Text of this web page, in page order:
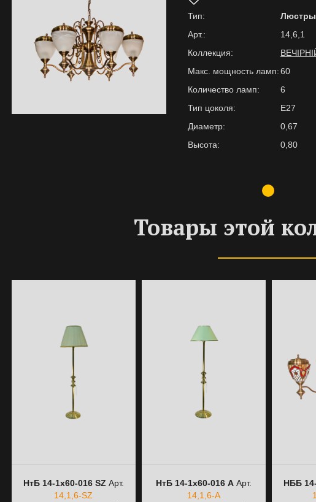
Тип:
Люстры
Арт.:
14,6,1
Коллекция:
Макс. мощность ламп:60
Количество ламп:
6
Тип цоколя:
E27
Диаметр:
0,67
Высота:
0,80
Товары этой
НтБ 14-1х60-016 SZ Арт.
14,1,6-SZ
НтБ 14-1х60-016 ААрт.
14,1,6-А
НББ